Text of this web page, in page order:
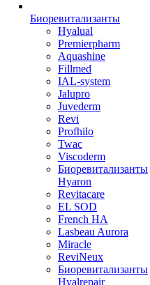
Биоревитализанты
Hyalual
Premierpharm
Aquashine
Fillmed
IAL-system
Jalupro
Juvederm
Revi
Profhilo
Twac
Viscoderm
Биоревитализанты
Hyaron
Revitacare
EL SOD
French HA
Lasbeau Aurora
Miracle
ReviNeux
Биоревитализанты
Hyalrepair